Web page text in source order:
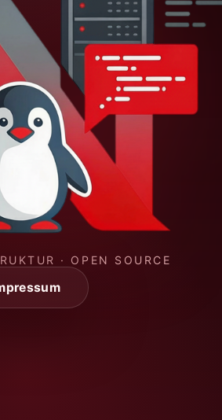
· OPEN SOURCE